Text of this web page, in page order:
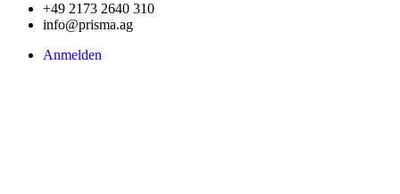
+49 2173 2640 310
info@prisma.ag
Anmelden